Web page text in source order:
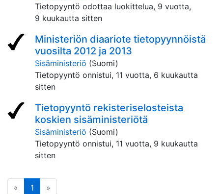
Tietopyyntö odottaa luokittelua, 9 vuotta,
9 kuukautta sitten
Ministeriön diaariote tietopyynnöistä
vuosilta 2012 ja 2013
Sisäministeriö (Suomi)
Tietopyyntö onnistui, 11 vuotta, 6 kuukautta
sitten
Tietopyyntö rekisteriselosteista
koskien sisäministeriötä
Sisäministeriö (Suomi)
Tietopyyntö onnistui, 11 vuotta, 9 kuukautta
sitten
« edellinen
1 (tämä sivu)
seuraava
»